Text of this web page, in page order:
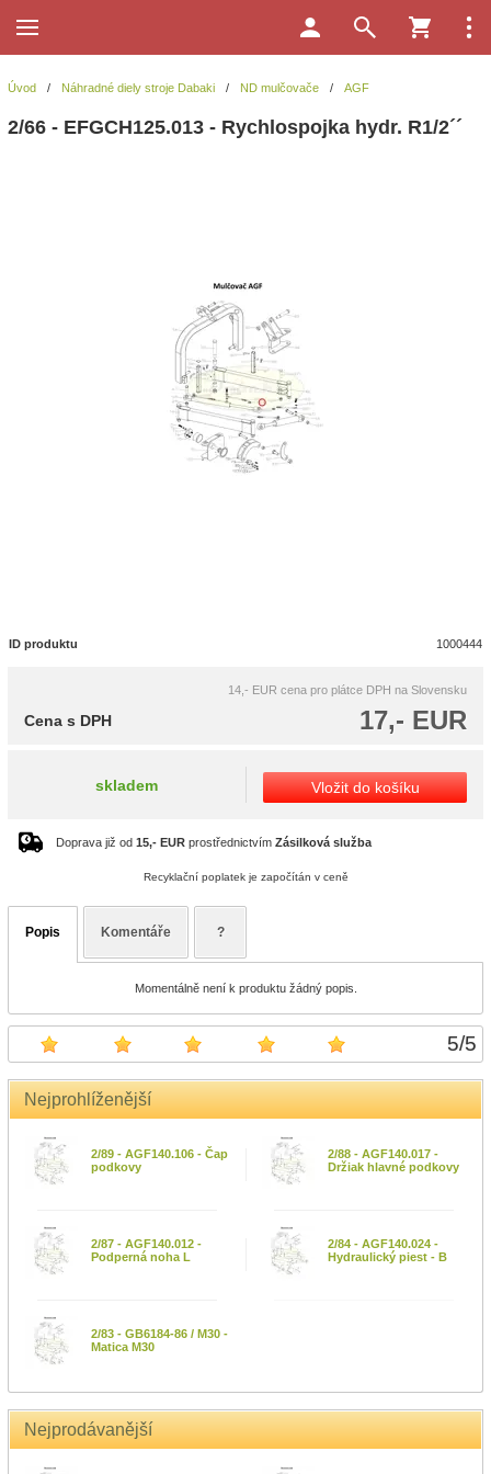
5/5
Nejprohlíženější
2/89 - AGF140.106 - Čap
podkovy
2/88 - AGF140.017 -
Držiak hlavné podkovy
2/87 - AGF140.012 -
Podperná noha L
2/84 - AGF140.024 -
Hydraulický piest - B
2/83 - GB6184-86 / M30 -
Matica M30
Nejprodávanější
Úvod / Náhradné diely stroje Dabaki / ND mulčovače / AGF
2/66 - EFGCH125.013 - Rychlospojka hydr. R1/2´´
ID produktu 1000444
14,- EUR cena pro plátce DPH na Slovensku
17,- EUR
Cena s DPH
skladem Vložit do košíku
Doprava již od 15,- EUR prostřednictvím Zásilková služba
Recyklační poplatek je započítán v ceně
Popis Komentáře ?
Momentálně není k produktu žádný popis.